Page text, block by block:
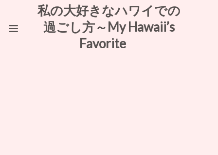
私の大好きなハワイでの
過ごし方～My Hawaii’s
Favorite